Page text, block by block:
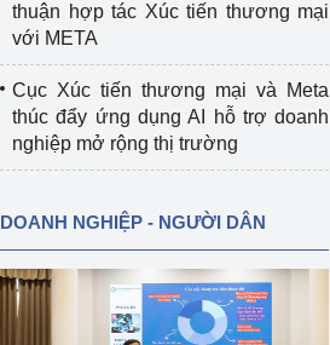
thuận hợp tác Xúc tiến thương mại
với META
Cục Xúc tiến thương mại và Meta
thúc đẩy ứng dụng AI hỗ trợ doanh
nghiệp mở rộng thị trường
DOANH NGHIỆP - NGƯỜI DÂN